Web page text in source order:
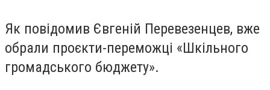
Як повідомив Євгеній Перевезенцев, вже
обрали проєкти-переможці «Шкільного
громадського бюджету».